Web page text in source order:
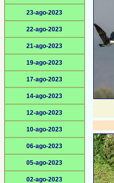
23-ago-2023
22-ago-2023
21-ago-2023
19-ago-2023
17-ago-2023
14-ago-2023
12-ago-2023
10-ago-2023
06-ago-2023
05-ago-2023
02-ago-2023